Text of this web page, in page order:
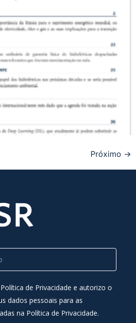
Próximo →
de Privacidade e autorizo o
dados pessoais para as
na Política de Privacidade.